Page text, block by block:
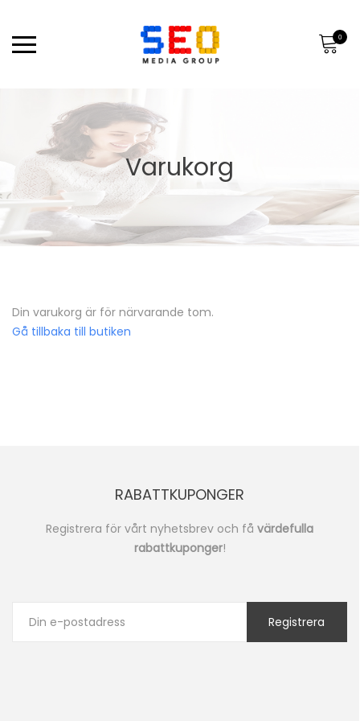
0
Varukorg
Din varukorg är för närvarande tom.
Gå tillbaka till butiken
RABATTKUPONGER
Registrera för vårt nyhetsbrev och få värdefulla
rabattkuponger!